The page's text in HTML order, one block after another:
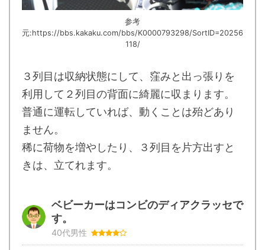
参考
元:https://bbs.kakaku.com/bbs/K0000793298/SortID=20256
118/
３列目は収納状態にして、窪みと出っ張りを
利用して２列目の背面に綺麗に収まります。
普通に運転していれば、動くことは殆どあり
ません。
稀に荷物を増やしたり、３列目を片方出すと
きは、立てれます。
ベビーカーはコンビのディアクラッセで
す。
40代男性